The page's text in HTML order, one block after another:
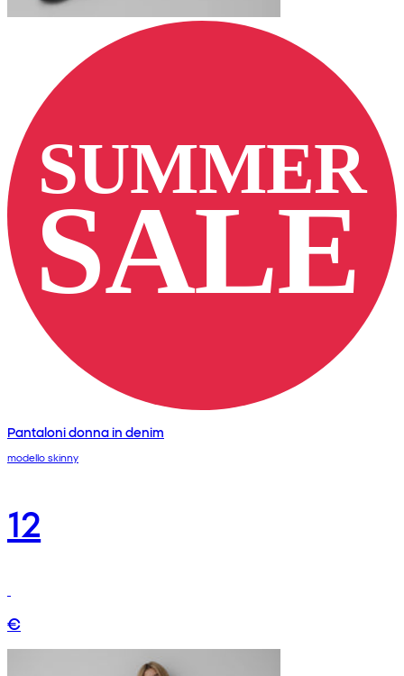
Pantaloni donna in denim
modello skinny
12
€